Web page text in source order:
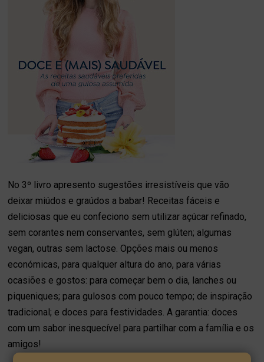
No 3º livro apresento sugestões irresistíveis que vão
deixar miúdos e graúdos a babar! Receitas fáceis e
deliciosas que eu confeciono sem utilizar açúcar refinado,
sem corantes nem conservantes, sem glúten; algumas
vegan, outras sem lactose. Opções mais ou menos
económicas, para qualquer altura do ano, para várias
ocasiões e gostos: para começar bem o dia, lanches ou
piqueniques; para gulosos com pouco tempo; de inspiração
tradicional; e doces para festividades. A garantia: doces
com um sabor inesquecível para partilhar com a família e os
amigos!